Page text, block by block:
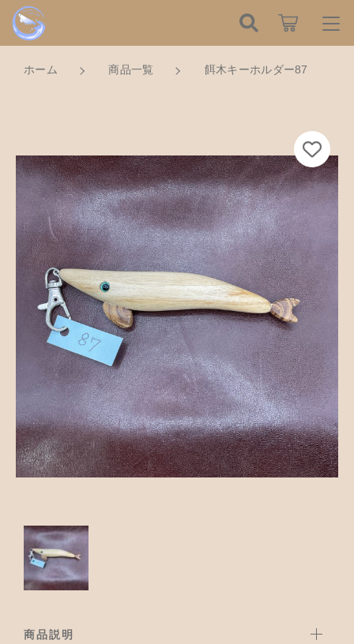
ホーム 商品一覧 餌木キーホルダー87
商品説明
カートに商品を追加しました
750円（税込）
ショッピングを続ける
カートを確認する
ログイン / 会員登録
お気に入り
新着商品から探す
Tomorrow is a new dayについて
ショッピングガイド
お知らせ
ブログ
お問い合わせ
ハンドメイドの餌木（エギ）
餌木キーホルダー
木工アクセサリー
木工小物
革製品
アクセサリー
木工ペット用品
樹脂粘土
こだわり検索
価格帯
～
その他
在庫あり セール
並び順